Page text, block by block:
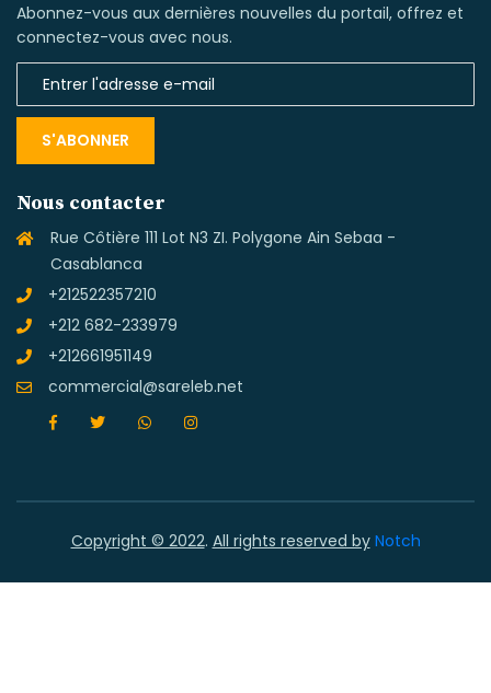
Abonnez-vous aux dernières nouvelles du portail, offrez et
connectez-vous avec nous.
S'ABONNER
Nous contacter
Rue Côtière 111 Lot N3 ZI. Polygone Ain Sebaa -
Casablanca
+212522357210
+212 682-233979
+212661951149
commercial@sareleb.net
Copyright © 2022. All rights reserved by Notch